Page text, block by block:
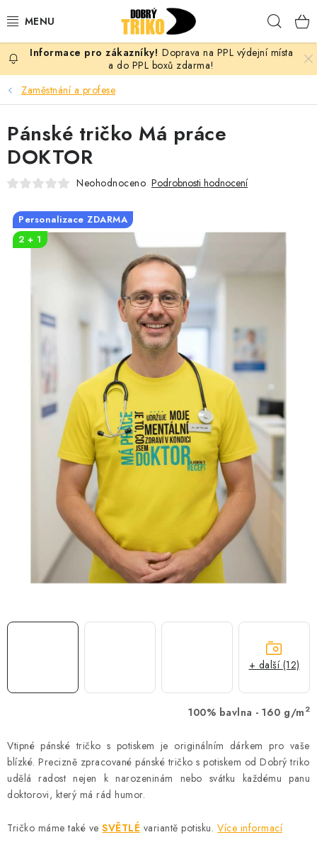
na
PRO ŽENY
PRO MUŽE
PRO DĚTI
PRO PÁRY
VLASTNÍ MOTIV
MIKINY
OKAMŽITĚ K ODBĚRU
MÁM SRDCE POMÁHÁM
PROVIZNÍ SYSTÉM
Časté otázky
Doprava a platba
Obchodní podmínky
Zásady zpracování ochrany osobních údajů
Napište nám
Doprava na PPL výdejní místa
a do PPL boxů zdarma!
Zaměstnání a profese
100% bavlna - 160 g/m 2
Vtipné pánské tričko s potiskem je originálním dárkem pro vaše
blízké. Precizně zpracované pánské tričko s potiskem od Dobrý triko
udělá radost nejen k narozeninám nebo svátku každému panu
doktorovi, který má rád humor.
Tričko máme také ve SVĚTLÉ variantě potisku. Více informací
Pánské tričko Má práce
DOKTOR
Neohodnoceno Podrobnosti hodnocení
Personalizace ZDARMA
2 + 1
+ další (12)